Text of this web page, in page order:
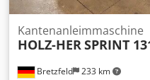
Dwedpozq E Hbsfx Ag Uoa
Bretzfeld 233 km
Kantenanleimmaschine
HOLZ-HERSPRINT